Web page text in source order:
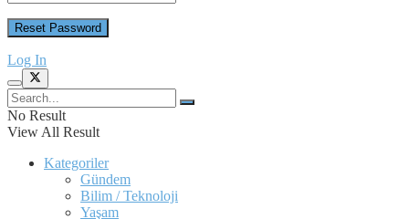
Log In
No Result
View All Result
Kategoriler
Gündem
Bilim / Teknoloji
Yaşam